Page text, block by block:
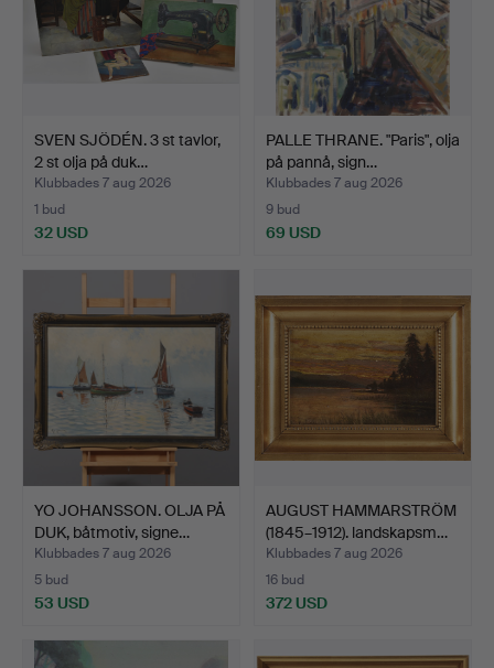
SVEN SJÖDÉN. 3 st tavlor,
2 st olja på duk…
Klubbades 7 aug 2026
1 bud
32 USD
PALLE THRANE. "Paris", olja
på pannå, sign…
Klubbades 7 aug 2026
9 bud
69 USD
YO JOHANSSON. OLJA PÅ
DUK, båtmotiv, signe…
Klubbades 7 aug 2026
5 bud
53 USD
AUGUST HAMMARSTRÖM
(1845–1912). landskapsm…
Klubbades 7 aug 2026
16 bud
372 USD